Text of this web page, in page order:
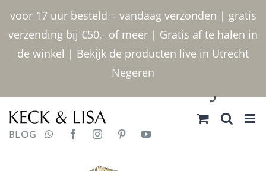
voor 17 uur besteld = vandaag verzonden | gratis
verzending bij €50,- of meer | Gratis af te halen in
de winkel | Bekijk de producten live in Utrecht
Negeren
inhoud
030 2400000
BLOG